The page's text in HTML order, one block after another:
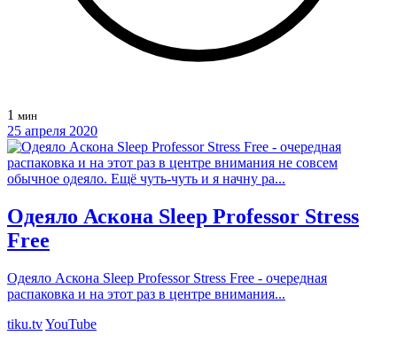
1 мин
25 апреля 2020
Одеяло Аскона Sleep Professor Stress
Free
Одеяло Аскона Sleep Professor Stress Free - очередная
распаковка и на этот раз в центре внимания...
tiku.tvYouTube